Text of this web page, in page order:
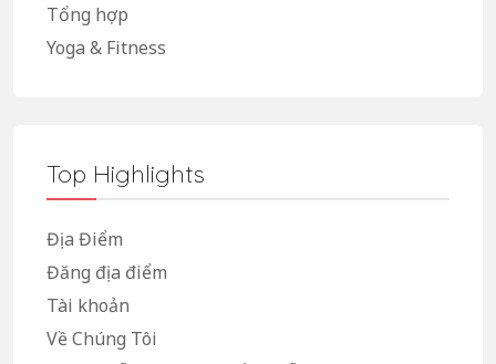
Tổng hợp
Yoga & Fitness
Top Highlights
Địa Điểm
Đăng địa điểm
Tài khoản
Về Chúng Tôi